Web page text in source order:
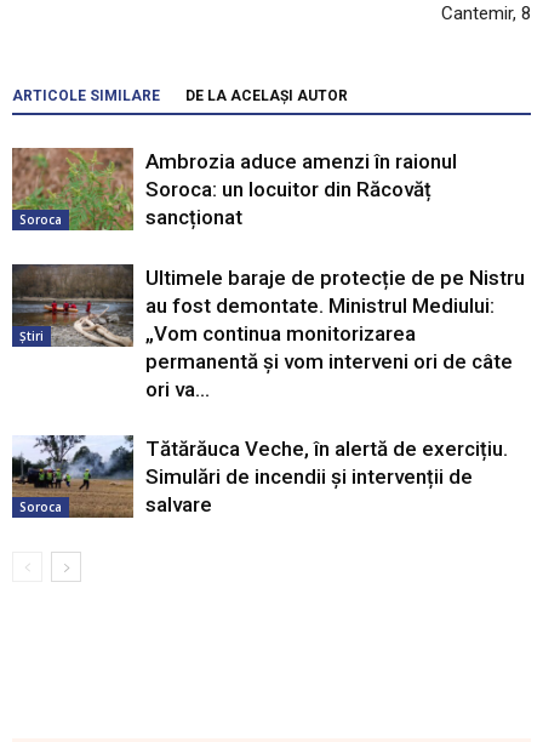
Cantemir, 8
ARTICOLE SIMILARE DE LA ACELAȘI AUTOR
Soroca
Ambrozia aduce amenzi în raionul
Soroca: un locuitor din Răcovăț
sancționat
Știri
Ultimele baraje de protecție de pe Nistru
au fost demontate. Ministrul Mediului:
„Vom continua monitorizarea
permanentă și vom interveni ori de câte
ori va...
Soroca
Tătărăuca Veche, în alertă de exercițiu.
Simulări de incendii și intervenții de
salvare